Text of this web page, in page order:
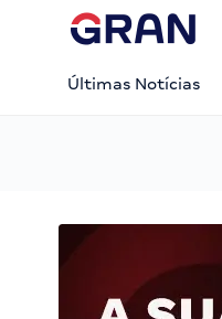
Últimas Notícias